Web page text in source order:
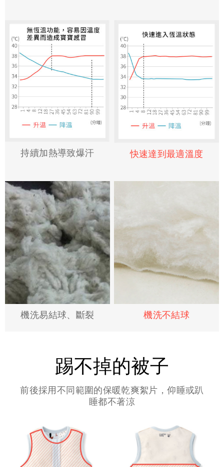
持續加熱導致爆汗 快速達到最適溫度
機洗易結球、斷裂 機洗不結球
踢不掉的被子
前後採用不同範圍的保暖乾爽絮片，仰睡或趴
睡都不著涼